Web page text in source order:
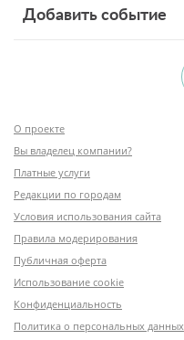
Добавить событие
О проекте
Вы владелец компании?
Платные услуги
Редакции по городам
Условия использования сайта
Правила модерирования
Публичная оферта
Использование cookie
Конфиденциальность
Политика о персональных данных